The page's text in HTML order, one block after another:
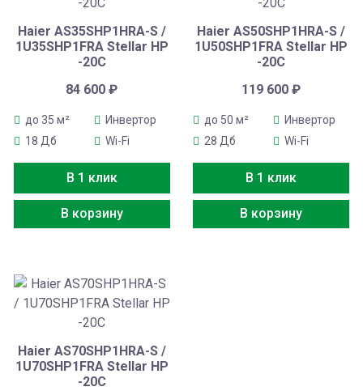
Haier AS35SHP1HRA-S /
1U35SHP1FRA Stellar HP
-20C
84 600₽
до 35 м²
Инвертор
18 Дб
Wi-Fi
В 1 клик
В корзину
Haier AS50SHP1HRA-S /
1U50SHP1FRA Stellar HP
-20C
119 600₽
до 50 м²
Инвертор
28 Дб
Wi-Fi
В 1 клик
В корзину
Haier AS70SHP1HRA-S /
1U70SHP1FRA Stellar HP
-20C